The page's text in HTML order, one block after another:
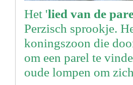
Het 'lied van de
Perzisch sprookje.
koningszoon die
om een parel te
oude lompen om